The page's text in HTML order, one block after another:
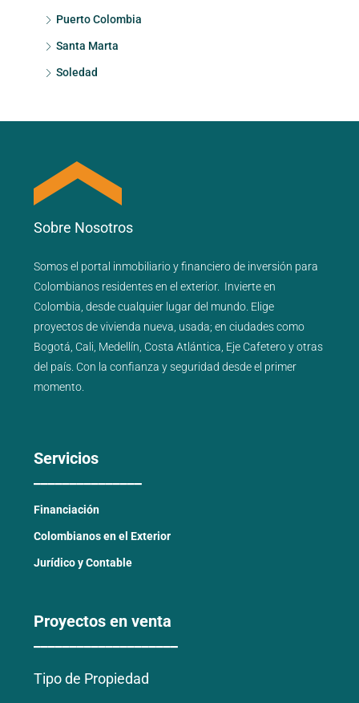
Puerto Colombia
Santa Marta
Soledad
Sobre Nosotros
Somos el portal inmobiliarioyfinancierode inversión para
Colombianos residentes en el exterior. Invierte en
Colombia, desde cualquier lugar del mundo. Elige
proyectos devivienda nueva usada; en ciudades como
Bogotá Cali Medellín Costa Atlántica Eje Cafeteroyotras
del país . Con la confianza y seguridad desde el primer
momento.
Servicios
Financiación
Colombianos en el Exterior
Jurídico y Contable
Proyectos en venta
Tipo de Propiedad